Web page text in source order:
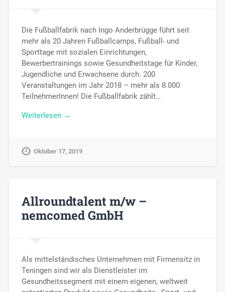
Die Fußballfabrik nach Ingo Anderbrügge führt seit
mehr als 20 Jahren Fußballcamps, Fußball- und
Sporttage mit sozialen Einrichtungen,
Bewerbertrainings sowie Gesundheitstage für Kinder,
Jugendliche und Erwachsene durch. 200
Veranstaltungen im Jahr 2018 – mehr als 8.000
TeilnehmerInnen! Die Fußballfabrik zählt…
Weiterlesen →
Oktober 17, 2019
Allroundtalent m/w –
nemcomed GmbH
Als mittelständisches Unternehmen mit Firmensitz in
Teningen sind wir als Dienstleister im
Gesundheitssegment mit einem eigenen, weltweit